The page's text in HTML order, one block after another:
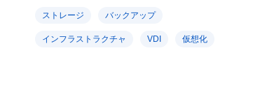
ストレージ バックアップ
インフラストラクチャ VDI 仮想化